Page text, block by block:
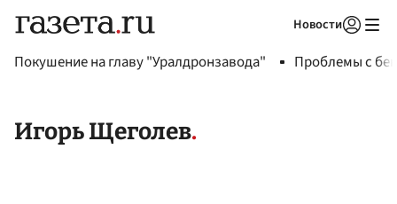
Новости
Покушение на главу "Уралдронзавода" Проблемы с
Игорь Щеголев